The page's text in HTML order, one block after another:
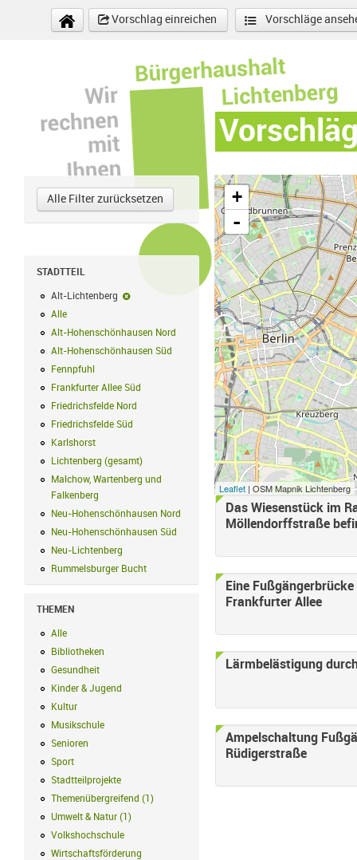
Direkt zum Inhalt
Vorschlag einreichen
Vorschläge
Alle Filter zurücksetzen
STADTTEIL
Alt-Lichtenberg
Alt-Lichtenberg-Filter entfernen
Alle
Alt-Hohenschönhausen Nord
Alt-Hohenschönhausen Nord Filter
Alt-Hohenschönhausen Süd
Alt-Hohenschönhausen Süd Filter
Fennpfuhl
Frankfurter Allee Süd
Frankfurter Allee Süd Filter anwenden
Friedrichsfelde Nord
Friedrichsfelde Nord Filter anwenden
Friedrichsfelde Süd
Friedrichsfelde Süd Filter anwenden
Karlshorst
Lichtenberg (gesamt) Lichtenberg (gesamt) Filter anwenden
Malchow, Wartenberg und
Falkenberg Malchow, Wartenberg und Falkenberg Filter anwenden
Neu-Hohenschönhausen Nord
Neu-Hohenschönhausen Nord Filter
Neu-Hohenschönhausen Süd
Neu-Lichtenberg
Rummelsburger Bucht
THEMEN
Alle
Bibliotheken Bibliotheken Filter anwenden
Gesundheit
Kinder & Jugend
Kultur
Musikschule Musikschule Filter anwenden
Senioren
Sport
Stadtteilprojekte
Themenübergreifend (1 )
Umwelt & Natur (1 )
Volkshochschule
Wirtschaftsförderung
+
-
Leaflet | OSM Mapnik Lichtenberg
Das Wiesenstück im
Möllendorffstraße
Eine
Frankfurter Allee
Lärmbelästigung
Ampelschaltung
Rüdigerstraße